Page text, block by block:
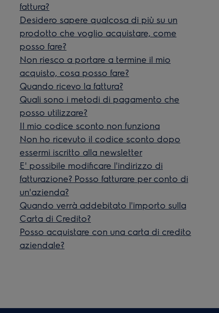
fattura?
Desidero sapere qualcosa di più su un
prodotto che voglio acquistare, come
posso fare?
Non riesco a portare a termine il mio
acquisto, cosa posso fare?
Quando ricevo la fattura?
Quali sono i metodi di pagamento che
posso utilizzare?
Il mio codice sconto non funziona
Non ho ricevuto il codice sconto dopo
essermi iscritto alla newsletter
E' possibile modificare l'indirizzo di
fatturazione? Posso fatturare per conto di
un'azienda?
Quando verrà addebitato l'importo sulla
Carta di Credito?
Posso acquistare con una carta di credito
aziendale?